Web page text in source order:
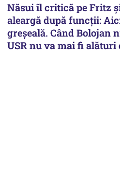
Năsui îl critică pe Fritz
aleargă după funcții:
greșeală. Când Bolojan
USR nu va mai fi alături